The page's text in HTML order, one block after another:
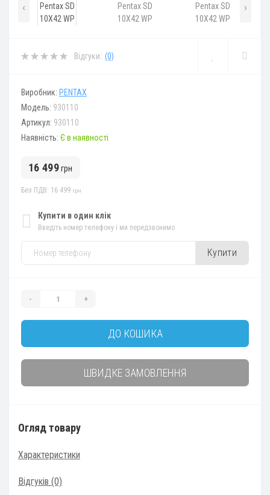
‹ ›
Відгуки: (0)
Виробник: PENTAX
Модель: 930110
Артикул: 930110
Наявність: Є в наявності
16 499грн
Без ПДВ: 16 499 грн
Купити в один клік
Введіть номер телефону і ми передзвонимо
Купити
- +
ДО КОШИКА
ШВИДКЕ ЗАМОВЛЕННЯ
Огляд товару
Характеристики
Відгуків (0)